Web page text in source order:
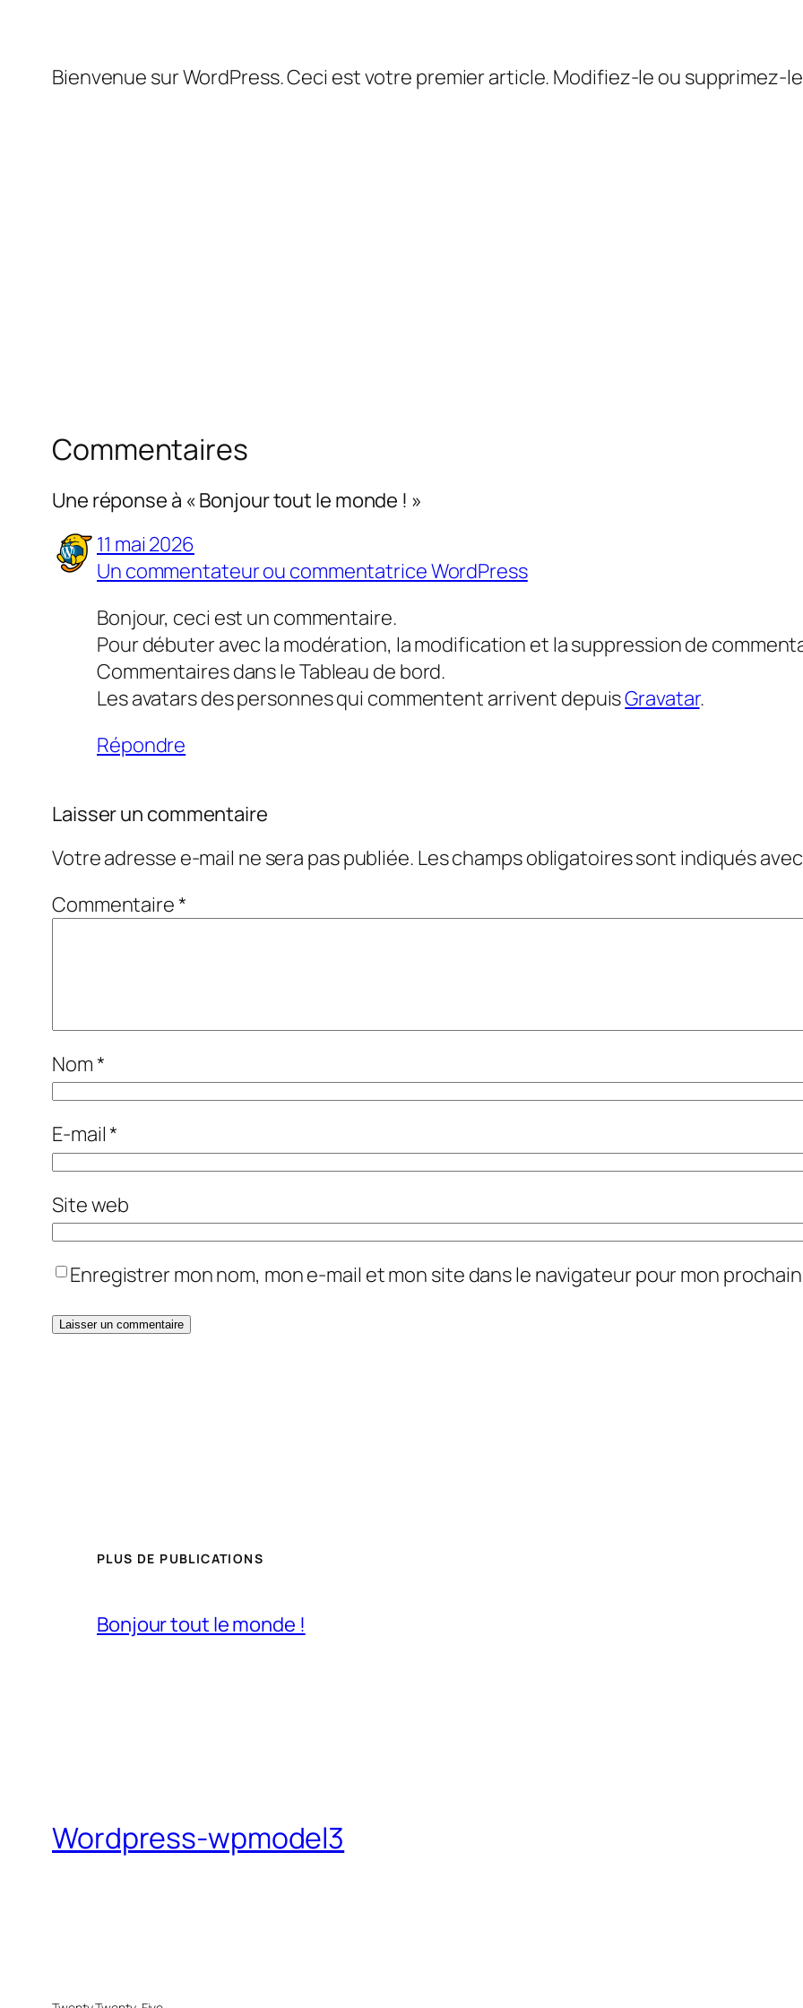
Bienvenue sur WordPress. Ceci est votre premier article. Modifiez-le ou supprimez-
Commentaires
Une réponse à « Bonjour tout le monde ! »
11 mai 2026
Un commentateur ou commentatrice WordPress
Bonjour, ceci est un commentaire.
Pour débuter avec la modération, la modification et la suppression de
Commentaires dans le Tableau de bord.
Les avatars des personnes qui commentent arrivent depuisGravatar.
Répondre
Laisser un commentaire
Votre adresse e-mail ne sera pas publiée. Les champs obligatoires sont indiqués
Commentaire*
Nom*
E-mail*
Site web
Enregistrer mon nom, mon e-mail et mon site dans le navigateur pour mon
PLUS DE PUBLICATIONS
Bonjour tout le monde !
Wordpress-wpmodel3